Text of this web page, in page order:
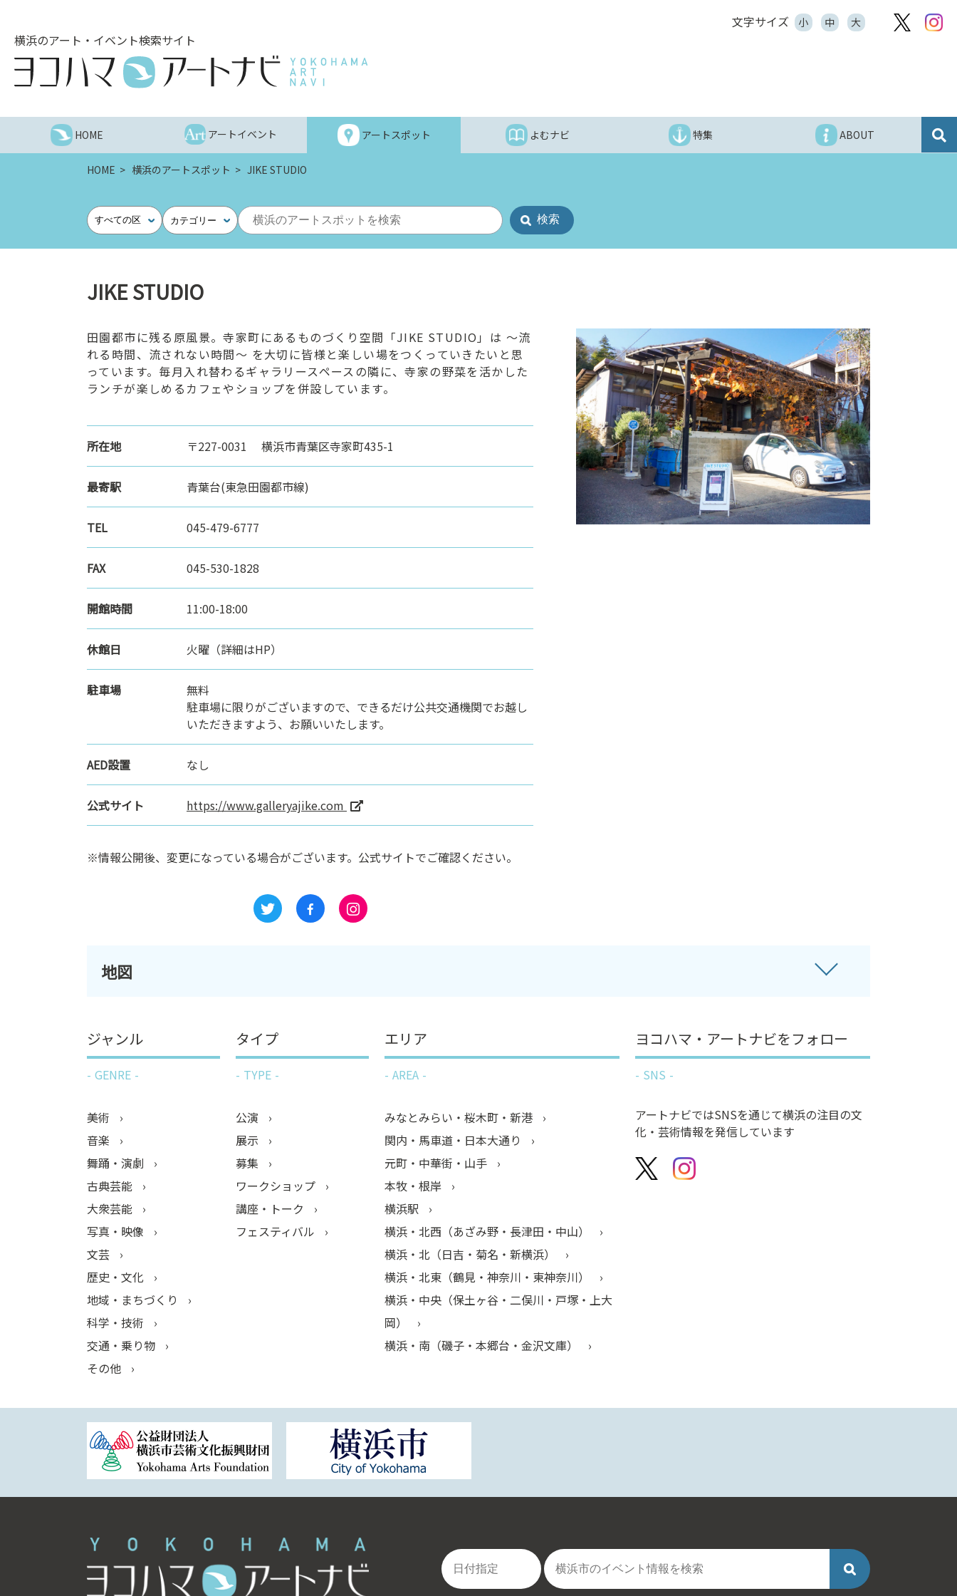
ー
文字サイズ 小 中 大
横浜のアート・イベント検索サイト
HOME アートイベント アートスポット よむナビ 特集 ABOUT
HOME 横浜のアートスポット JIKE STUDIO
すべての区 カテゴリー
JIKE STUDIO
田園都市に残る原風景。寺家町にあるものづくり空間「JIKE STUDIO」は ～流
れる時間、流されない時間～ を大切に皆様と楽しい場をつくっていきたいと思
っています。毎月入れ替わるギャラリースペースの隣に、寺家の野菜を活かした
ランチが楽しめるカフェやショップを併設しています。
所在地 〒227-0031 横浜市青葉区寺家町435-1
最寄駅 青葉台(東急田園都市線)
TEL 045-479-6777
FAX 045-530-1828
開館時間 11:00-18:00
休館日 火曜（詳細はHP）
駐車場
無料
駐車場に限りがございますので、できるだけ公共交通機関でお越し
いただきますよう、お願いいたします。
AED設置 なし
公式サイト https://www.galleryajike.com
※情報公開後、変更になっている場合がございます。公式サイトでご確認ください。
地図
ジャンル
GENRE
美術
音楽
舞踊・演劇
古典芸能
大衆芸能
写真・映像
文芸
歴史・文化
地域・まちづくり
科学・技術
交通・乗り物
その他
タイプ
TYPE
公演
展示
募集
ワークショップ
講座・トーク
フェスティバル
エリア
AREA
みなとみらい・桜木町・新港
関内・馬車道・日本大通り
元町・中華街・山手
本牧・根岸
横浜駅
横浜・北西（あざみ野・長津田・中山）
横浜・北（日吉・菊名・新横浜）
横浜・北東（鶴見・神奈川・東神奈川）
横浜・中央（保土ヶ谷・二俣川・戸塚・上大
岡）
横浜・南（磯子・本郷台・金沢文庫）
ヨコハマ・アートナビをフォロー
SNS
アートナビではSNSを通じて横浜の注目の文
化・芸術情報を発信しています